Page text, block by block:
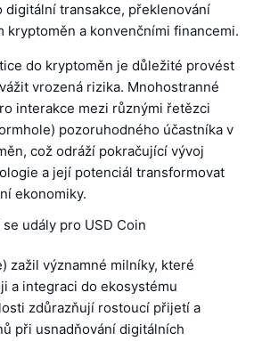
digitální transakce, překlenování
kryptoměn a konvenčními financemi.
do kryptoměn je důležité provést
vrozená rizika. Mnohostranné
interakce mezi různými řetězci
pozoruhodného účastníka v
což odráží pokračující vývoj
a její potenciál transformovat
ekonomiky.
udály pro USD Coin
zažil významné milníky, které
a integraci do ekosystému
zdůrazňují rostoucí přijetí a
při usnadňování digitálních